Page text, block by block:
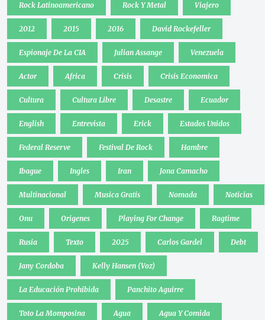
Rock Latinoamericano Rock Y Metal Viajero
2012 2015 2016 David Rockefeller
Espionaje De La CIA Julian Assange Venezuela
Actor Africa Crisis Crisis Economica
Cultura Cultura Libre Desastre Ecuador
English Entrevista Erick Estados Unidos
Federal Reserve Festival De Rock Hambre
Ibague Ingles Iran Jona Camacho
Multinacional Musica Gratis Nomada Noticias
Onu Origenes Playing For Change Ragtime
Rusia Texto 2025 Carlos Gardel Debt
Jany Cordoba Kelly Hansen (Voz)
La Educación Prohibida Panchito Aguirre
Toto La Momposina Agua Agua Y Comida